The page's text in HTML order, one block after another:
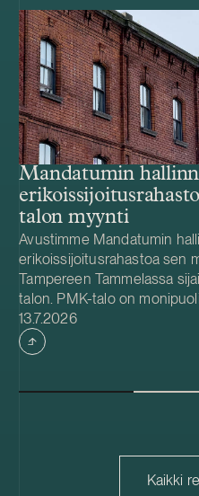
Mandatumin
talon myynti
Avustimme Mandatumin
erikoissijoitusrahastoa sen
Tampereen Tammelassa
talon. PMK-talo on
toimitilakiinteistö, jossa toimii
vuokralaisia. Tilat ovat muun
varasto-, tuotanto- ja
Julkaistu
13.7.2026
Kaikki